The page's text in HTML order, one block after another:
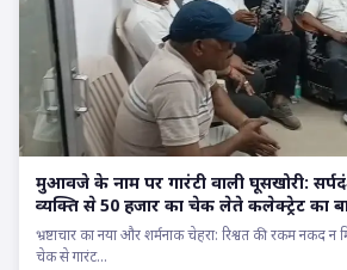
मुआवजे के नाम पर गारंटी वाली घूसखोरी:
व्यक्ति से 50 हजार का चेक लेते कलेक्ट्रेट का
भ्रष्टाचार का नया और शर्मनाक चेहरा: रिश्वत की रकम नकद न
चेक से गारंट...